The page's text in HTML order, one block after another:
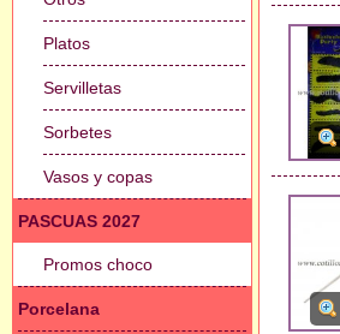
Platos
Servilletas
Sorbetes
Vasos y copas
PASCUAS 2027
Promos choco
Porcelana